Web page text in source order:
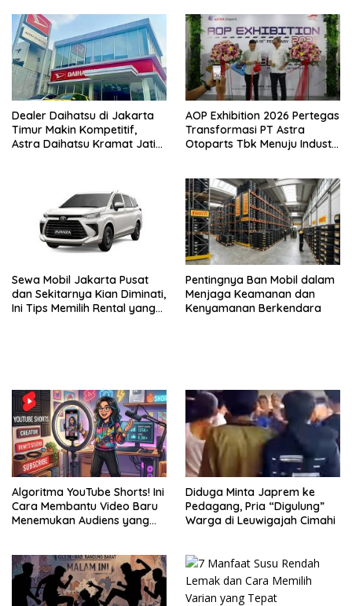
Dealer Daihatsu di Jakarta
Timur Makin Kompetitif,
Astra Daihatsu Kramat Jati
AOP Exhibition 2026 Pertegas
Transformasi PT Astra
Otoparts Tbk Menuju Industri
Sewa Mobil Jakarta Pusat
dan Sekitarnya Kian Diminati,
Ini Tips Memilih Rental yang
Pentingnya Ban Mobil dalam
Menjaga Keamanan dan
Kenyamanan Berkendara
Algoritma YouTube Shorts! Ini
Cara Membantu Video Baru
Menemukan Audiens yang
Diduga Minta Japrem ke
Pedagang, Pria “Digulung”
Warga di Leuwigajah Cimahi